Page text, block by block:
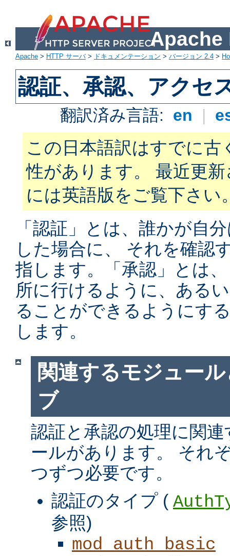
Apache
Apache > HTTP サーバ> ドキュメンテーション > バージョン 2.4 >
認証、承認、アクセ
翻訳済み言語: en |
この日本語訳はすでに古
性があります。 最近更
には英語版をご覧下さい
「認証」とは、誰かが自
した場合に、 それを確認
指します。「承認」とは
所に行けるように、ある
ることができるようにす
します。
関連するモジュー
ブ
認証と承認の処理に関
ールがあります。 それ
つずつ必要です。
認証のタイプ (
参照)
mod_auth_basic